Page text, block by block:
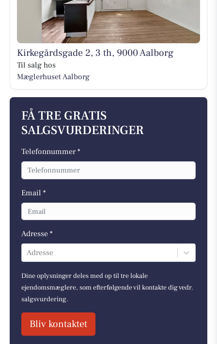
Kirkegårdsgade 2, 3 th, 9000 Aalborg
Til salg hos
Mæglerhuset Aalborg
FÅ TRE GRATIS
SALGSVURDERINGER
Telefonnummer *
Email *
Adresse *
Adresse
Dine oplysninger deles med op til tre lokale
ejendomsmæglere, som efterfølgende vil kontakte dig vedr.
salgsvurdering.
Bliv kontaktet